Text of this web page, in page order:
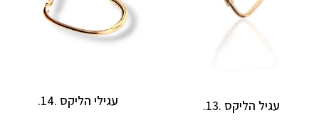
עגילי הליקס .14. עגיל הליקס .13.